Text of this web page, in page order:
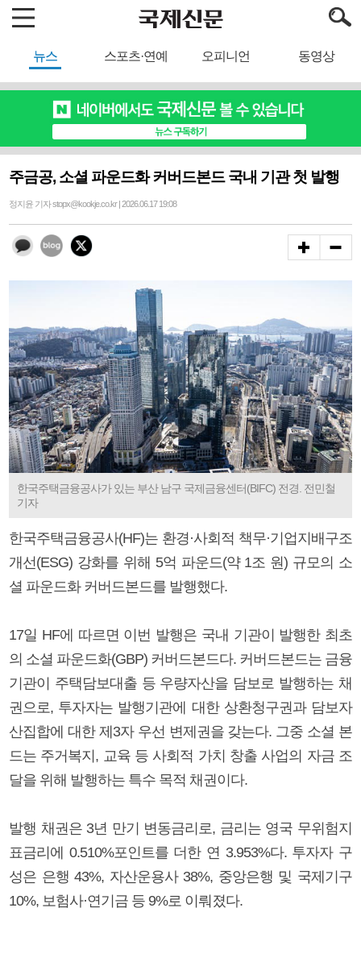
뉴스 스포츠·연예 오피니언 동영상
주금공, 소셜 파운드화 커버드본드 국내 기관 첫 발행
정지윤 기자 stopx@kookje.co.kr | 2026.06.17 19:08
한국주택금융공사가 있는 부산 남구 국제금융센터(BIFC) 전경. 전민철
기자
한국주택금융공사(HF)는 환경·사회적 책무·기업지배구조
개선(ESG) 강화를 위해 5억 파운드(약 1조 원) 규모의 소
셜 파운드화 커버드본드를 발행했다.
17일 HF에 따르면 이번 발행은 국내 기관이 발행한 최초
의 소셜 파운드화(GBP) 커버드본드다. 커버드본드는 금융
기관이 주택담보대출 등 우량자산을 담보로 발행하는 채
권으로, 투자자는 발행기관에 대한 상환청구권과 담보자
산집합에 대한 제3자 우선 변제권을 갖는다. 그중 소셜 본
드는 주거복지, 교육 등 사회적 가치 창출 사업의 자금 조
달을 위해 발행하는 특수 목적 채권이다.
발행 채권은 3년 만기 변동금리로, 금리는 영국 무위험지
표금리에 0.510%포인트를 더한 연 3.953%다. 투자자 구
성은 은행 43%, 자산운용사 38%, 중앙은행 및 국제기구
10%, 보험사·연기금 등 9%로 이뤄졌다.